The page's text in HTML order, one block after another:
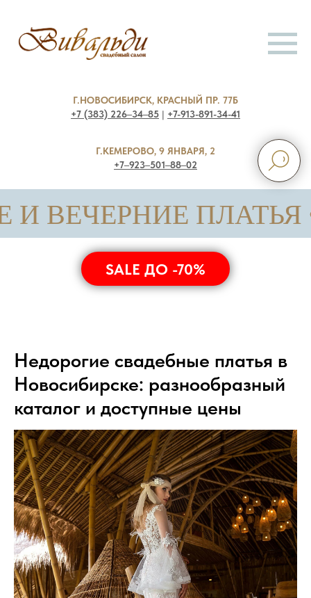
Г.НОВОСИБИРСК, КРАСНЫЙ ПР. 77Б
+7 (383) 226‒34‒85 | +7-913-891-34-41
Г.КЕМЕРОВО, 9 ЯНВАРЯ, 2
+7‒923‒501‒88‒02
ПЛАТЬЯ •
SALE ДО -70%
Недорогие свадебные платья в
Новосибирске: разнообразный
каталог и доступные цены